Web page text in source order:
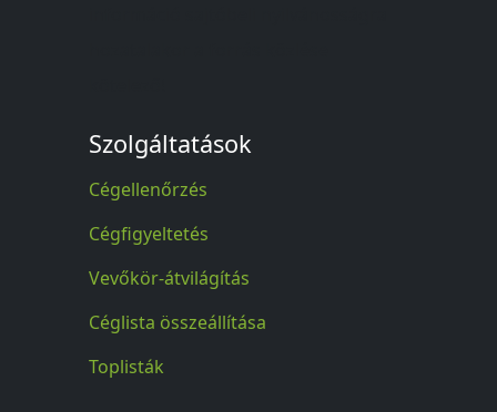
Szolgáltatások
Cégellenőrzés
Cégfigyeltetés
Vevőkör-átvilágítás
Céglista összeállítása
Toplisták